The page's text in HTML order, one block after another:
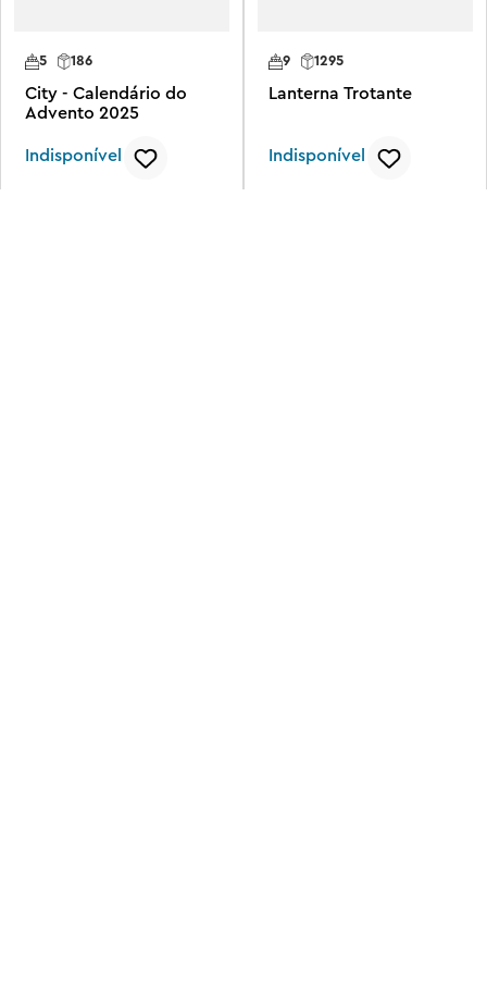
186
5
City - Calendário do
Advento 2025
Indisponível
1295
9
Lanterna Trotante
Indisponível